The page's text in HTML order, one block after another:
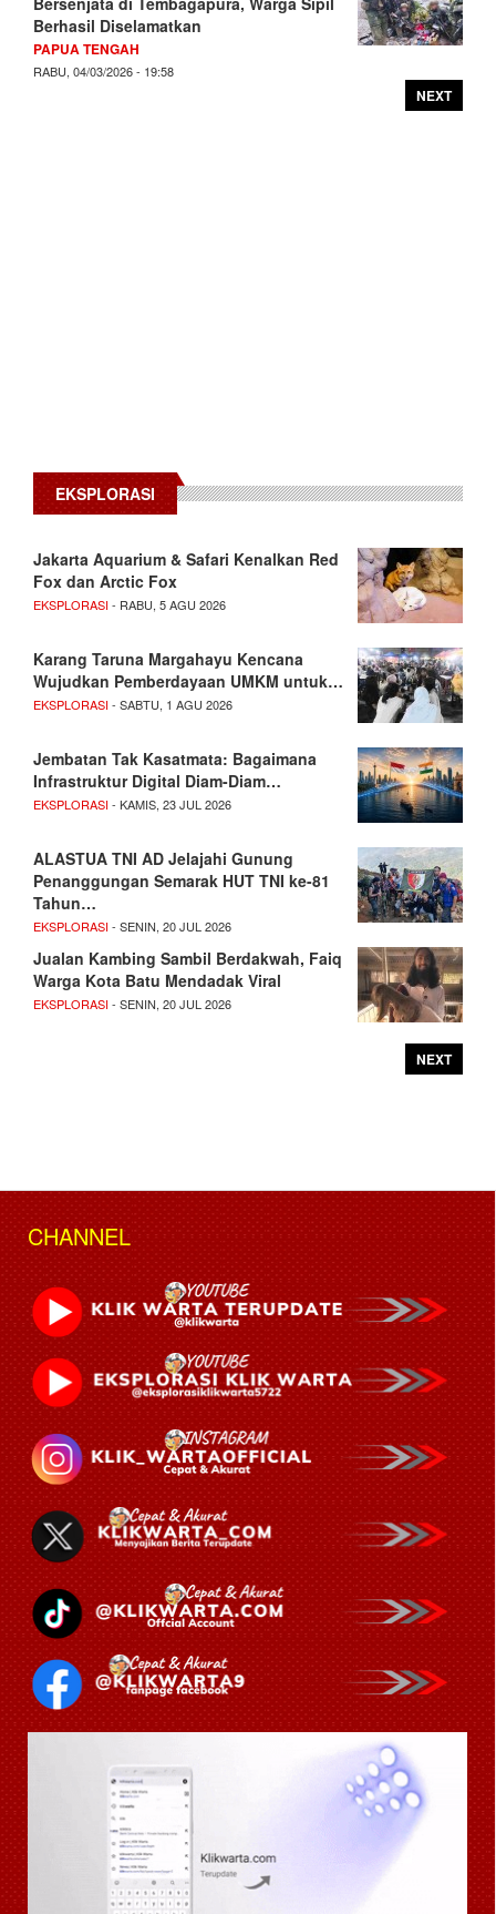
Berhasil Diselamatkan
PAPUA TENGAH
RABU, 04/03/2026 - 19:58
NEXT
EKSPLORASI
Jakarta Aquarium & Safari Kenalkan Red
Fox dan Arctic Fox
EKSPLORASI- RABU, 5 AGU 2026
Karang Taruna Margahayu Kencana
Wujudkan Pemberdayaan UMKM untuk…
EKSPLORASI- SABTU, 1 AGU 2026
Jembatan Tak Kasatmata: Bagaimana
Infrastruktur Digital Diam-Diam…
EKSPLORASI- KAMIS, 23 JUL 2026
ALASTUA TNI AD Jelajahi Gunung
Penanggungan Semarak HUT TNI ke-81
Tahun…
EKSPLORASI- SENIN, 20 JUL 2026
Jualan Kambing Sambil Berdakwah, Faiq
Warga Kota Batu Mendadak Viral
EKSPLORASI- SENIN, 20 JUL 2026
NEXT
CHANNEL